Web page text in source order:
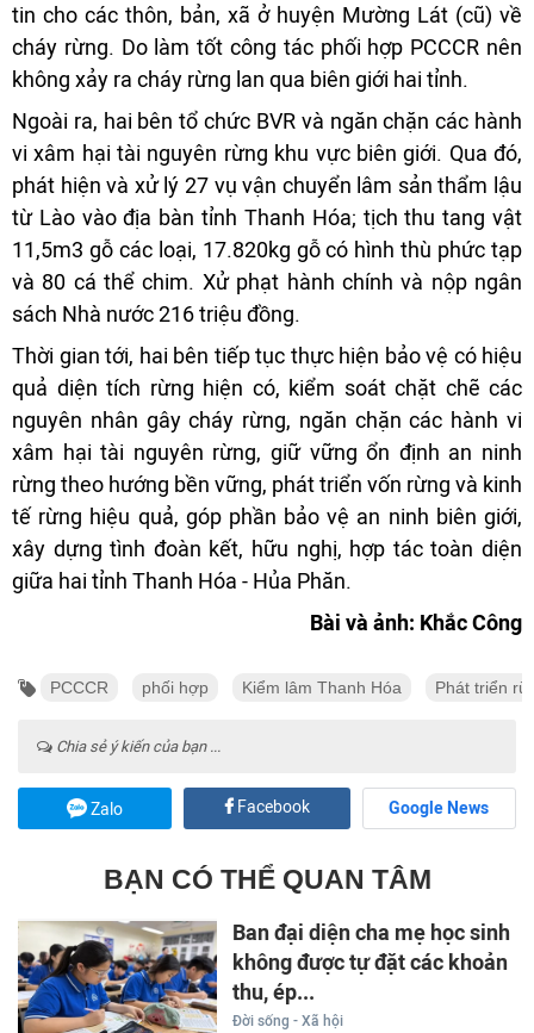
tin cho các thôn, bản, xã ở huyện Mường Lát (cũ) về
cháy rừng. Do làm tốt công tác phối hợp PCCCR nên
không xảy ra cháy rừng lan qua biên giới hai tỉnh.
Ngoài ra, hai bên tổ chức BVR và ngăn chặn các hành
vi xâm hại tài nguyên rừng khu vực biên giới. Qua đó,
phát hiện và xử lý 27 vụ vận chuyển lâm sản thẩm lậu
từ Lào vào địa bàn tỉnh Thanh Hóa; tịch thu tang vật
11,5m3 gỗ các loại, 17.820kg gỗ có hình thù phức tạp
và 80 cá thể chim. Xử phạt hành chính và nộp ngân
sách Nhà nước 216 triệu đồng.
Thời gian tới, hai bên tiếp tục thực hiện bảo vệ có hiệu
quả diện tích rừng hiện có, kiểm soát chặt chẽ các
nguyên nhân gây cháy rừng, ngăn chặn các hành vi
xâm hại tài nguyên rừng, giữ vững ổn định an ninh
rừng theo hướng bền vững, phát triển vốn rừng và kinh
tế rừng hiệu quả, góp phần bảo vệ an ninh biên giới,
xây dựng tình đoàn kết, hữu nghị, hợp tác toàn diện
giữa hai tỉnh Thanh Hóa - Hủa Phăn.
Bài và ảnh: Khắc Công
PCCCR phối hợp Kiểm lâm Thanh Hóa Phát triển
Chia sẻ ý kiến của bạn ...
Zalo Facebook Google News
BẠN CÓ THỂ QUAN TÂM
Ban đại diện cha mẹ học sinh
không được tự đặt các khoản
thu, ép...
Đời sống - Xã hội